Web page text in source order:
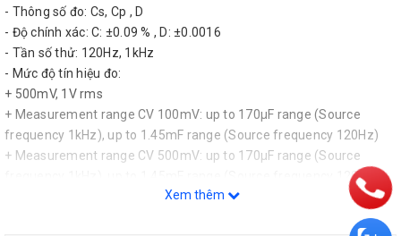
- Thông số đo: Cs, Cp , D
- Độ chính xác: C: ±0.09 % , D: ±0.0016
- Tần số thử: 120Hz, 1kHz
- Mức độ tín hiệu đo:
+ 500mV, 1V rms
+ Measurement range CV 100mV: up to 170μF range (Source
frequency 1kHz), up to 1.45mF range (Source frequency 120Hz)
+ Measurement range CV 500mV: up to 170μF range (Source
frequency 1kHz), up to 1.45mF range (Source frequency 120Hz)
+ Measurement range CV 1V: up to 70μF range (Source frequency
Xem thêm